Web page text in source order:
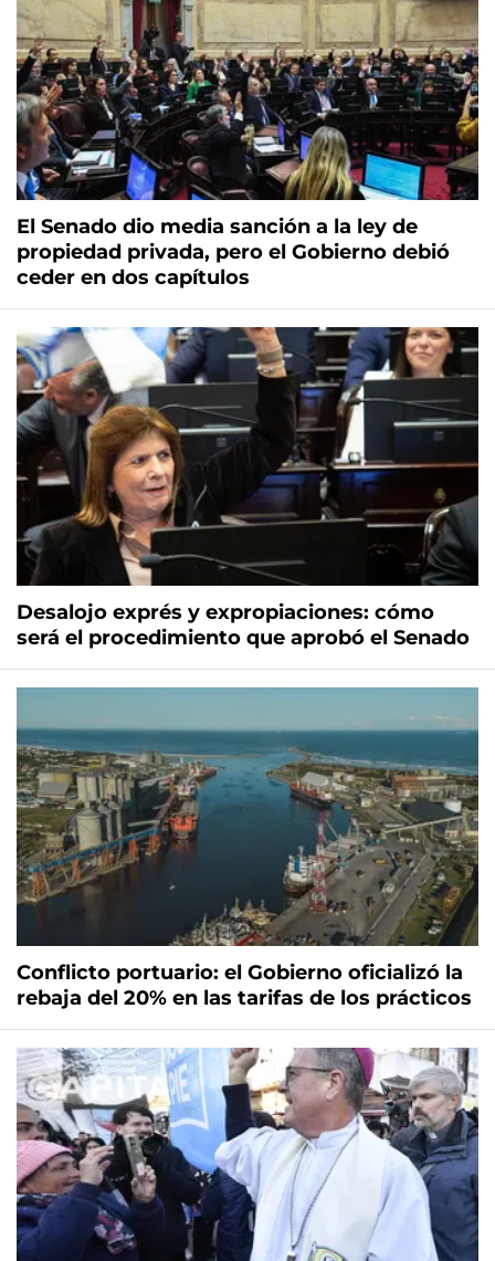
El Senado dio media sanción a la ley de
propiedad privada, pero el Gobierno debió
ceder en dos capítulos
Desalojo exprés y expropiaciones: cómo
será el procedimiento que aprobó el Senado
Conflicto portuario: el Gobierno oficializó la
rebaja del 20% en las tarifas de los prácticos